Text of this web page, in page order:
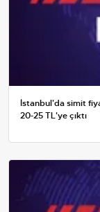
İstanbul'da simit
20-25 TL'ye çıktı